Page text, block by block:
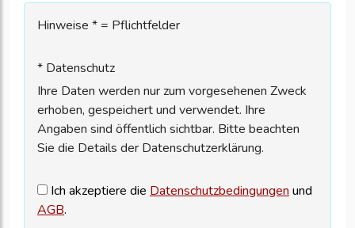
Hinweise * = Pflichtfelder
* Datenschutz
Ihre Daten werden nur zum vorgesehenen Zweck
erhoben, gespeichert und verwendet. Ihre
Angaben sind öffentlich sichtbar. Bitte beachten
Sie die Details der Datenschutzerklärung.
Ich akzeptiere die Datenschutzbedingungen und
AGB.